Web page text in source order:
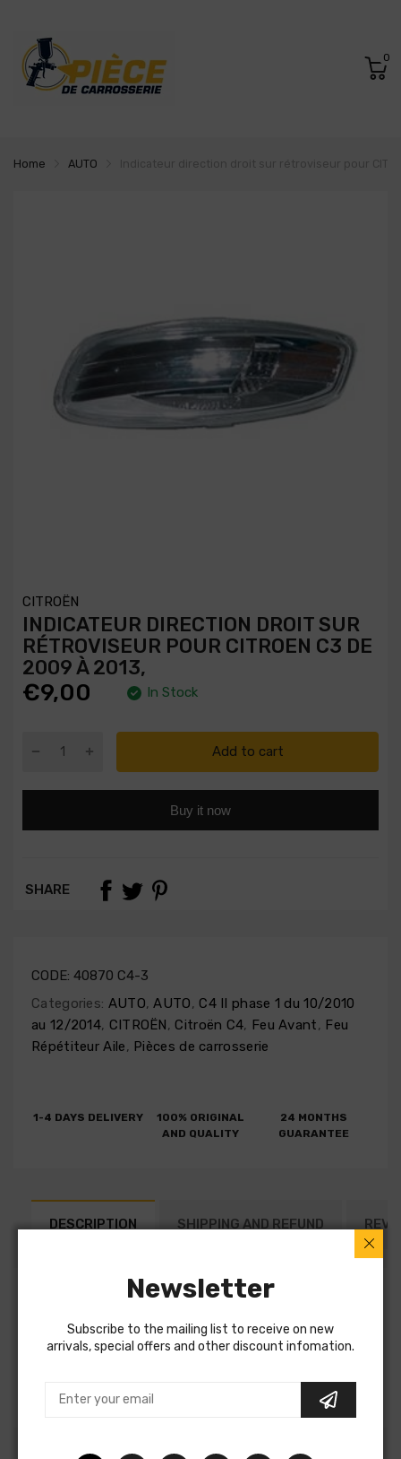
0
Home AUTO
CITROËN
INDICATEUR DIRECTION DROIT SUR
RÉTROVISEUR POUR CITROEN C3 DE
2009 À 2013,
€9,00 In Stock
Add to cart
Buy it now
SHARE
CODE: 40870 C4-3
Categories: AUTO, AUTO, C4 II phase 1 du 10/2010
au 12/2014, CITROËN, Citroën C4, Feu Avant, Feu
Répétiteur Aile, Pièces de carrosserie
1-4 DAYS DELIVERY
100% ORIGINAL
AND QUALITY
24 MONTHS
GUARANTEE
DESCRIPTION SHIPPING AND REFUND
Indicateur direction droit sur rétroviseur pour
OEM 6325G6
Newsletter
Subscribe to the mailing list to receive on new
arrivals, special offers and other discount infomation.